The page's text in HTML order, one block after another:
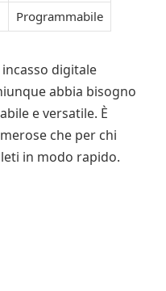
Programmabile
digitale
abbia bisogno
e versatile. È
che per chi
in modo rapido.